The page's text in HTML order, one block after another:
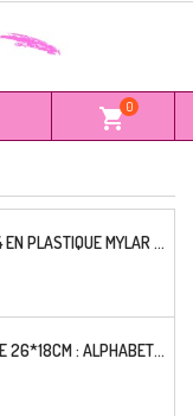
shopping_cart0
POCHOIR LETTRE A4 EN PLASTIQUE MYLAR ALPHABET RUSSIAN 33 MM
POCHOIR PLASTIQUE 26*18CM : ALPHABET (04)